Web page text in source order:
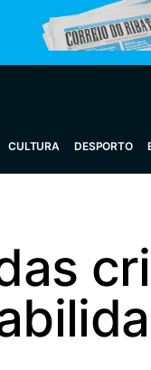
CULTURA DESPORTO